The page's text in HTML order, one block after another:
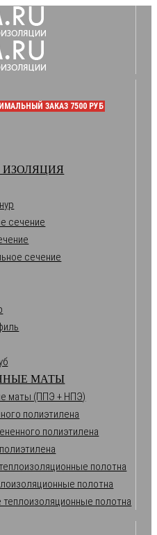
ЗАКАЗ 7500 РУБ
ИЗОЛЯЦИЯ
сечение
сечение
МАТЫ
маты (ППЭ + НПЭ)
полиэтилена
полиэтилена
полотна
полотна
полотна